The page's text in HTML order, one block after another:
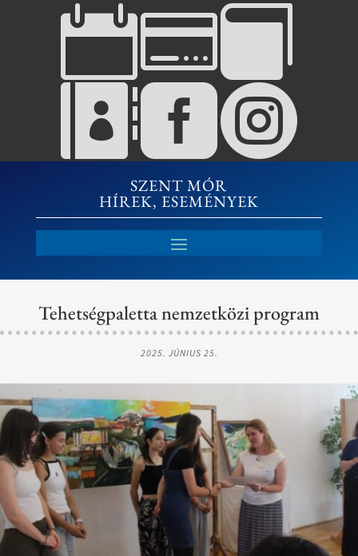


SZENT MÓR
HÍREK, ESEMÉNYEK
Tehetségpaletta nemzetközi program
2025. JÚNIUS 25.